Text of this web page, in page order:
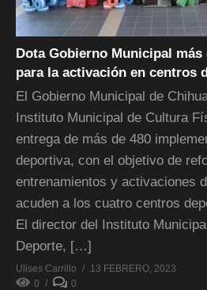
Dota Gobierno Municipal más
para la activación en centros
El Gobierno Municipal de
Instituto Municipal de Cultura
entrega de más de 480
deportiva, con el objetivo de
entrenamientos y activaciones
acuden a los cuatro centros
El director del Instituto
Deporte, […]
Ulises Carrillo
13 FEBRERO, 2023
0
0